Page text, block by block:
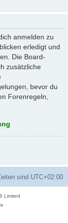
anmelden zu
erledigt und
Die Board-
zusätzliche
bevor du
Forenregeln,
sind UTC+02:00
Limited